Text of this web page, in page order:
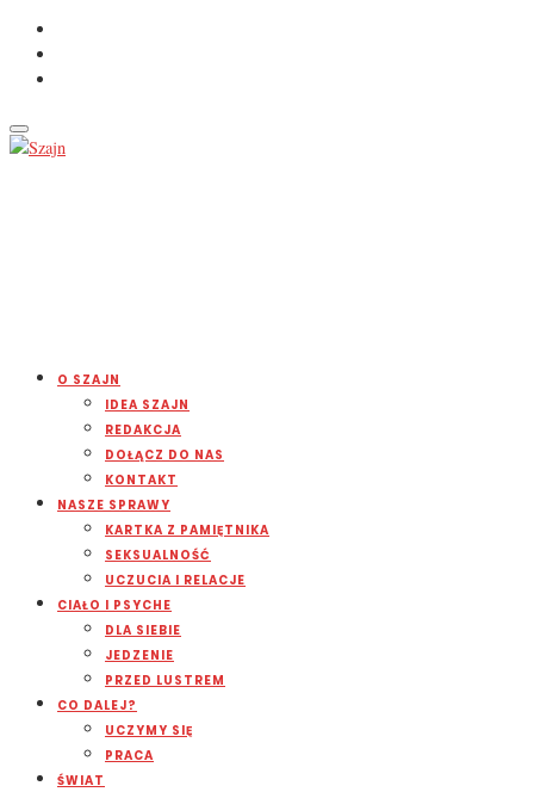
O SZAJN
IDEA SZAJN
REDAKCJA
DOŁĄCZ DO NAS
KONTAKT
NASZE SPRAWY
KARTKA Z PAMIĘTNIKA
SEKSUALNOŚĆ
UCZUCIA I RELACJE
CIAŁO I PSYCHE
DLA SIEBIE
JEDZENIE
PRZED LUSTREM
CO DALEJ?
UCZYMY SIĘ
PRACA
ŚWIAT